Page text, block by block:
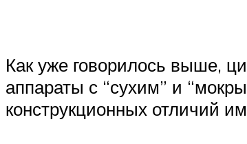
Как уже говорилось выше,
аппараты с “сухим” и
конструкционных отличий